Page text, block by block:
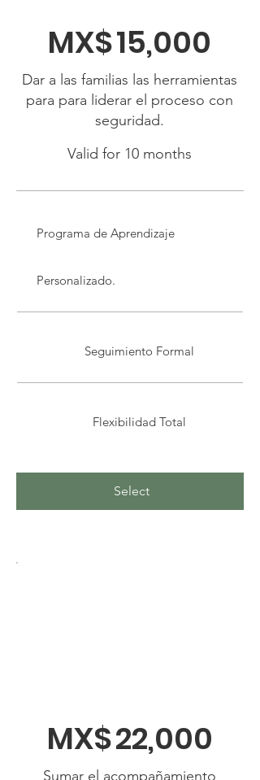
MX$15,000
Dar a las familias las herramientas
para para liderar el proceso con
seguridad.
Valid for 10 months
Select
Programa de Aprendizaje
Personalizado.
Seguimiento Formal
Flexibilidad Total
MX$22,000
Sumar el acompañamiento